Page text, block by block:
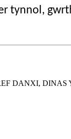
tynnol,
DANXI, DINAS